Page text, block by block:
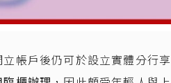
立帳戶後仍可於設立實體分行享